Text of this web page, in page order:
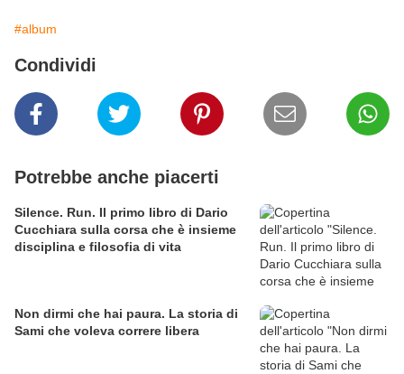
#album
Condividi
Potrebbe anche piacerti
Silence. Run. Il primo libro di Dario
Cucchiara sulla corsa che è insieme
disciplina e filosofia di vita
Non dirmi che hai paura. La storia di
Sami che voleva correre libera